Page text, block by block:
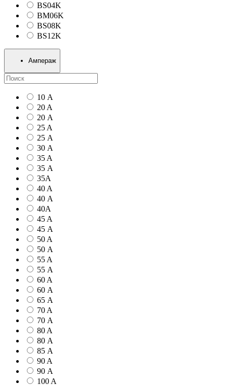
BS04K
BM06K
BS08K
BS12K
Ампераж
10 А
20 A
20 А
25 A
25 А
30 А
35 A
35 А
35А
40 A
40 А
40А
45 A
45 А
50 A
50 А
55 A
55 А
60 A
60 А
65 А
70 A
70 А
80 A
80 А
85 А
90 A
90 А
100 A